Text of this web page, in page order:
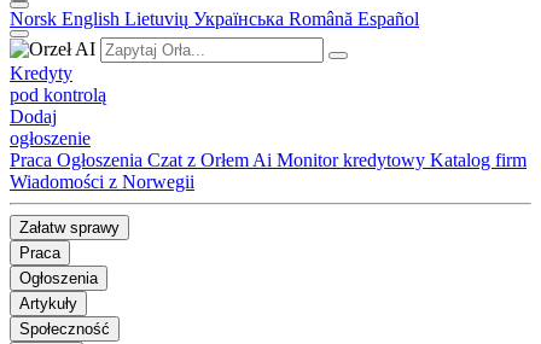
Norsk English Lietuvių Українська Română Español
Kredyty
pod kontrolą
Dodaj
ogłoszenie
Praca Ogłoszenia Czat z Orłem Ai Monitor kredytowy Katalog firm
Wiadomości z Norwegii
Załatw sprawy
Praca
Ogłoszenia
Artykuły
Społeczność